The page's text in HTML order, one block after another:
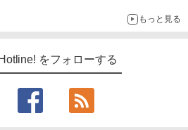
もっと見る
をフォローする